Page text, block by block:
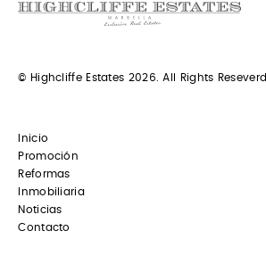
© Highcliffe Estates 2026. All Rights Reseverd
Inicio
Promoción
Reformas
Inmobiliaria
Noticias
Contacto